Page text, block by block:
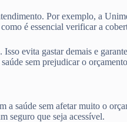
Por exemplo, a
é essencial verificar a
evita gastar demais e
sem prejudicar o
a saúde sem afetar muito o
seguro que seja acessível.